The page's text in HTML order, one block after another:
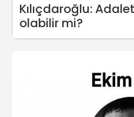
Kılıçdaroğlu:
olabilir mi?